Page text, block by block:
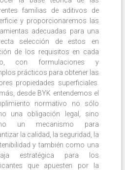
familias de aditivos de
y proporcionaremos las
adecuadas para una
selección de estos en
de los requisitos en cada
con formulaciones y
prácticos para obtener las
propiedades superficiales.
desde BYK entendemos el
normativo no sólo
una obligación legal, sino
un mecanismo para
la calidad, la seguridad, la
y también como una
estratégica para los
que apuesten por la